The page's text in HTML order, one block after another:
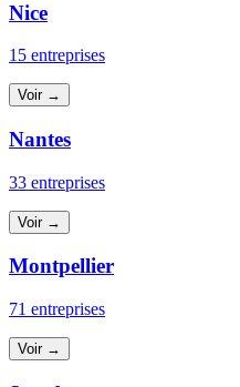
Nice
15 entreprises
Voir →
Nantes
33 entreprises
Voir →
Montpellier
71 entreprises
Voir →